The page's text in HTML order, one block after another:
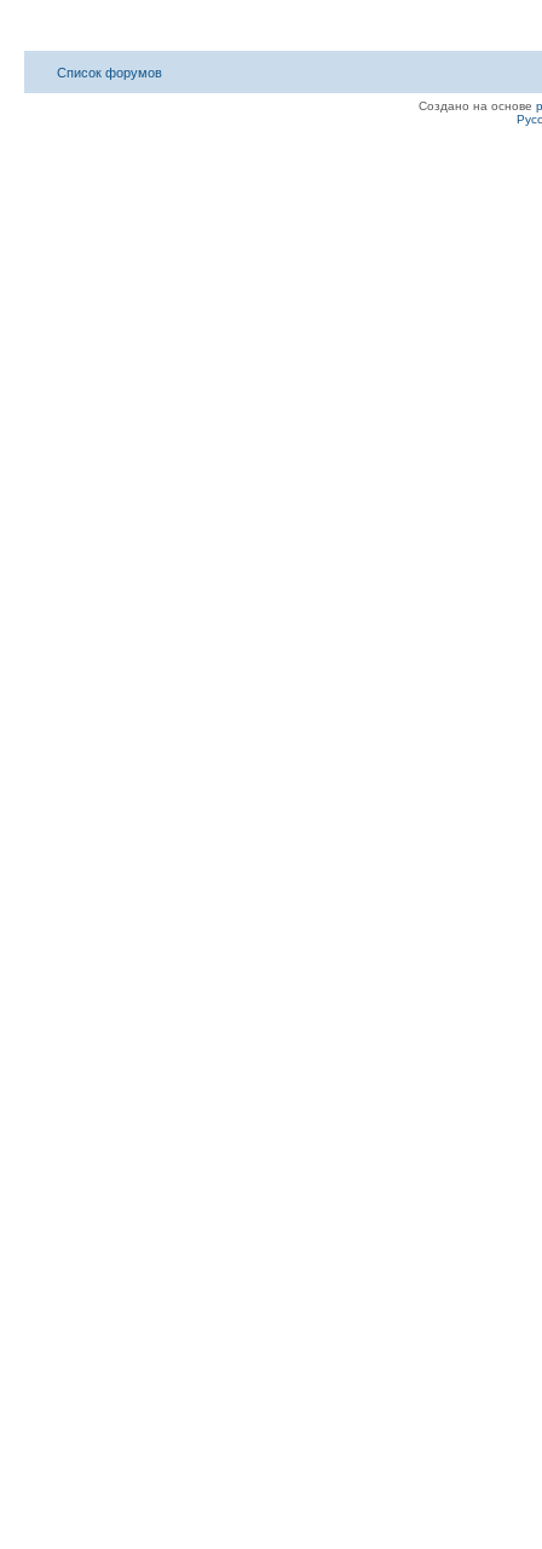
Список форумов
Создано на основе